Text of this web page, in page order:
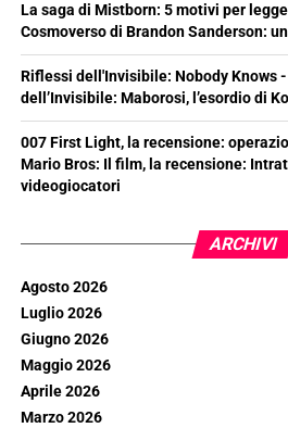
La saga di Mistborn: 5 motivi per
Cosmoverso di Brandon Sanderson:
Riflessi dell'Invisibile: Nobody Knows
dell’Invisibile: Maborosi, l’esordio di
007 First Light, la recensione:
Mario Bros: Il film, la recensione:
videogiocatori
ARCHIVI
Agosto 2026
Luglio 2026
Giugno 2026
Maggio 2026
Aprile 2026
Marzo 2026